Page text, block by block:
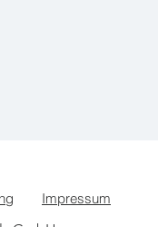
Impressum